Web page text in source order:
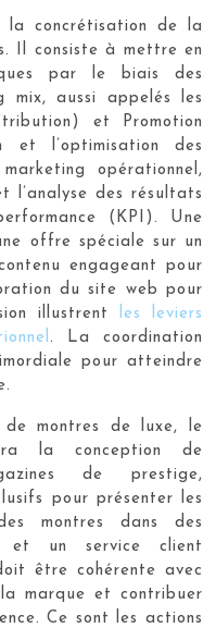
la concrétisation de la
Il consiste à mettre en
par le biais des
mix, aussi appelés les
et Promotion
et l’optimisation des
opérationnel,
l’analyse des résultats
(KPI). Une
offre spéciale sur un
engageant pour
du site web pour
illustrent les leviers
. La coordination
pour atteindre
montres de luxe, le
la conception de
de prestige,
pour présenter les
montres dans des
et un service client
être cohérente avec
marque et contribuer
Ce sont les actions